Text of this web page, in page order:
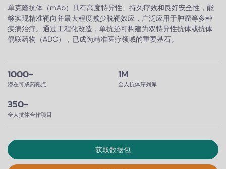
单克隆抗体（mAb）具有高度特异性、持久疗效和良好安全性，能
够实现精准靶向并最大程度减少脱靶效应，广泛应用于肿瘤等多种
疾病治疗。通过工程化改造，单抗还可构建为双特异性抗体或抗体
偶联药物（ADC），已成为精准医疗领域的重要基石。
1000+
潜在可成药靶点
1M
全人抗体序列库
350+
全人抗体合作项目
获取数据包